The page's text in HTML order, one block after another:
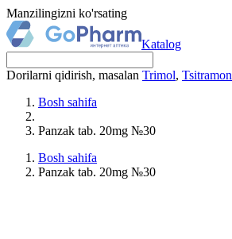
Manzilingizni ko'rsating
Katalog
Dorilarni qidirish, masalan Trimol, Tsitramon
Bosh sahifa
Panzak tab. 20mg №30
Bosh sahifa
Panzak tab. 20mg №30